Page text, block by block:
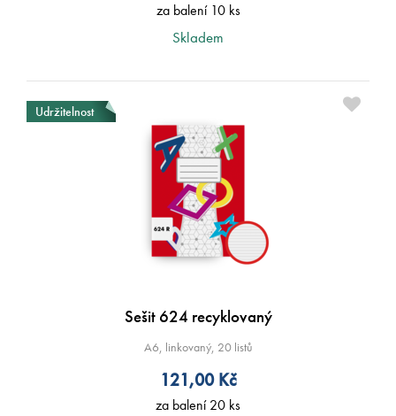
za balení 10 ks
Skladem
Udržitelnost
Sešit 624 recyklovaný
A6, linkovaný, 20 listů
121,00Kč
za balení 20 ks